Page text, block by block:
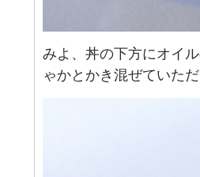
みよ、丼の下方にオイ
ゃかとかき混ぜていた